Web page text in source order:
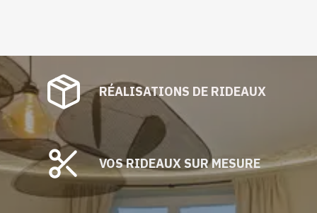
RÉALISATIONS DE RIDEAUX
VOS RIDEAUX SUR MESURE